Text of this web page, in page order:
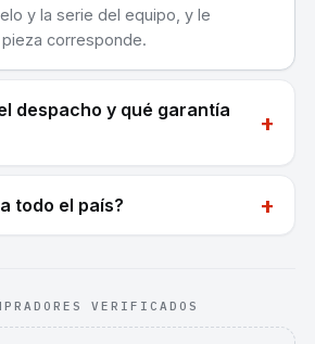
y la serie del equipo, y le
corresponde.
despacho y qué garantía
+
todo el país? +
VERIFICADOS